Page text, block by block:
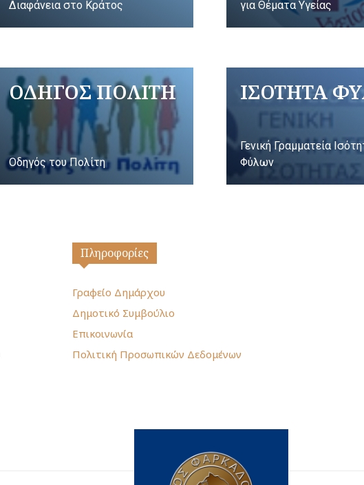
Διαφάνεια στο Κράτος
για Θέματα Υγείας
ΟΔΗΓΟΣ ΠΟΛΙΤΗ
Οδηγός του Πολίτη
ΙΣΟΤΗΤΑ
Γενική Γραμματεία
Φύλων
Πληροφορίες
Γραφείο Δημάρχου
Δημοτικό Συμβούλιο
Επικοινωνία
Πολιτική Προσωπικών Δεδομένων